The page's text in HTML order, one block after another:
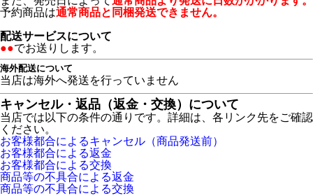
予約商品は通常商品と同梱発送できません。
配送サービスについて
●●でお送りします。
海外配送について
当店は海外へ発送を行っていません
キャンセル・返品（返金・交換）について
当店では以下の条件の通りです。詳細は、各リンク先をご確認
ください。
お客様都合によるキャンセル（商品発送前）
お客様都合による返金
お客様都合による交換
商品等の不具合による返金
商品等の不具合による交換